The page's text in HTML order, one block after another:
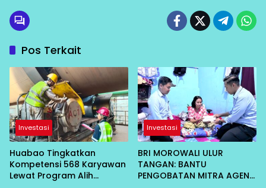
Pos Terkait
Investasi
Huabao Tingkatkan
Kompetensi 568 Karyawan
Lewat Program Alih
Investasi
BRI MOROWALI ULUR
TANGAN: BANTU
PENGOBATAN MITRA AGEN